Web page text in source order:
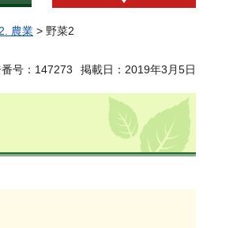
2. 農業 > 野菜2
号：147273 掲載日：2019年3月5日